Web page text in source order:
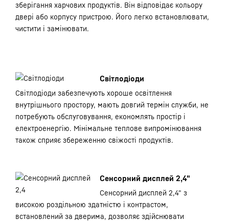
зберігання харчових продуктів. Він відповідає кольору
двері або корпусу пристрою. Його легко встановлювати,
чистити і замінювати.
Світлодіоди
Світлодіоди забезпечують хороше освітлення
внутрішнього простору, мають довгий термін служби, не
потребують обслуговування, економлять простір і
електроенергію. Мінімальне теплове випромінювання
також сприяє збереженню свіжості продуктів.
Сенсорний дисплей 2,4"
Сенсорний дисплей 2,4" з
високою роздільною здатністю і контрастом,
встановлений за дверима, дозволяє здійснювати